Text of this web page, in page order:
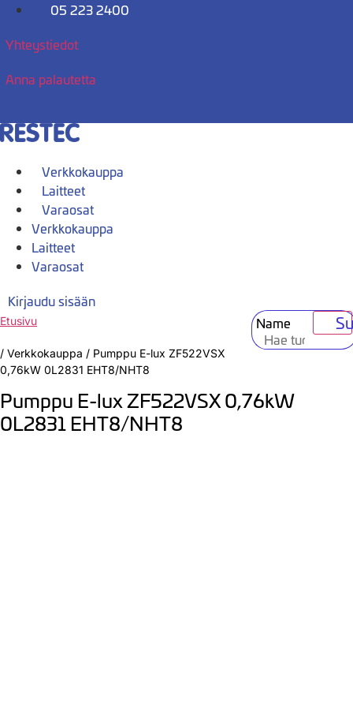
Mene
05 223 2400
Yhteystiedot
Anna palautetta
Verkkokauppa
Laitteet
Varaosat
Verkkokauppa
Laitteet
Varaosat
Kirjaudu sisään
Name
Etusivu
/ Verkkokauppa / Pumppu E-lux ZF522VSX
0,76kW 0L2831 EHT8/NHT8
Pumppu E-lux ZF522VSX 0,76kW
0L2831 EHT8/NHT8